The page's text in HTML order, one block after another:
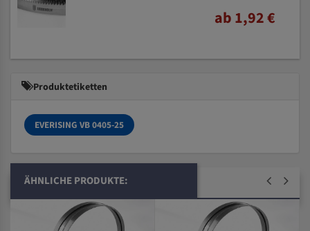
ab 1,92 €
Produktetiketten
EVERISING VB 0405-25
ÄHNLICHE PRODUKTE: